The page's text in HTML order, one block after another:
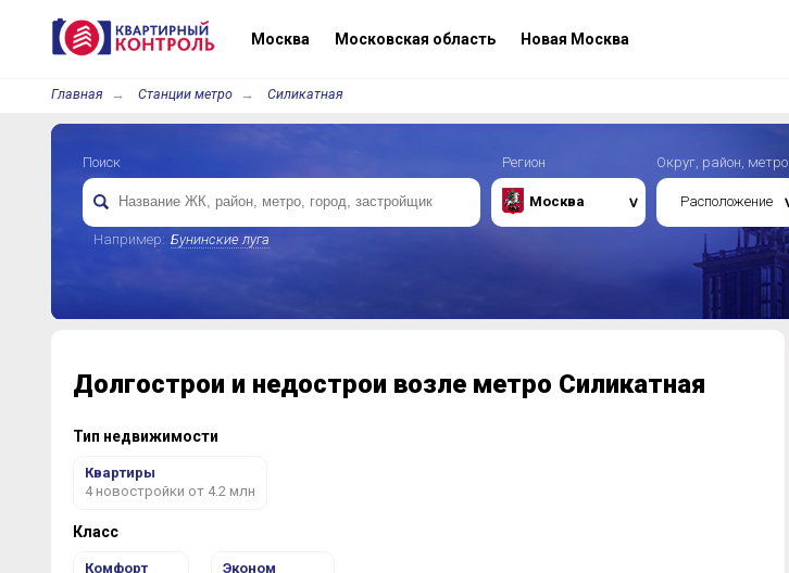
Москва Московская область Новая Москва
Главная Станции метро Силикатная
Поиск
Например: Бунинские луга
Регион
Москва
Округ, район, метро
Расположение
Долгострои и недострои возле метро Силикатная
Тип недвижимости
Квартиры
4 новостройки от 4.2 млн
Класс
Комфорт
Эконом